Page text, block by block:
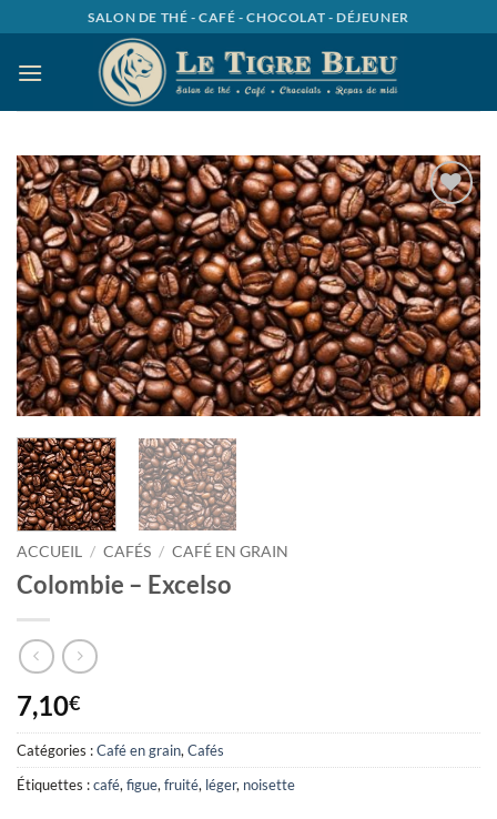
au
contenu
SALON DE THÉ - CAFÉ - CHOCOLAT - DÉJEUNER
Ajouter
à la
wishlist
ACCUEIL / CAFÉS / CAFÉ EN GRAIN
Colombie – Excelso
7,10€
Catégories :Café en grain, Cafés
Étiquettes :café, figue, fruité, léger, noisette